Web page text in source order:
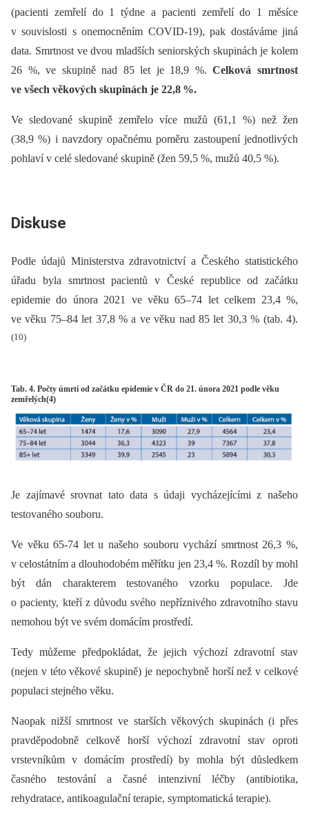
(pacienti zemřelí do 1 týdne a pacienti zemřelí do 1 měsíce
v souvislosti s onemocněním COVID-19), pak dostáváme jiná
data. Smrtnost ve dvou mladších seniorských skupinách je kolem
26 %, ve skupině nad 85 let je 18,9 %.Celková smrtnost
ve všech věkových skupinách je 22,8 %.
Ve sledované skupině zemřelo více mužů (61,1 %) než žen
(38,9 %) i navzdory opačnému poměru zastoupení jednotlivých
pohlaví v celé sledované skupině (žen 59,5 %, mužů 40,5 %).
Diskuse
Podle údajů Ministerstva zdravotnictví a Českého statistického
úřadu byla smrtnost pacientů v České republice od začátku
epidemie do února 2021 ve věku 65–74 let celkem 23,4 %,
ve věku 75–84 let 37,8 % a ve věku nad 85 let 30,3 % (tab. 4).
(10)
Tab. 4. Počty úmrtí od začátku epidemie v ČR do 21. února 2021 podle věku
zemřelých(4)
Je zajímavé srovnat tato data s údaji vycházejícími z našeho
testovaného souboru.
Ve věku 65-74 let u našeho souboru vychází smrtnost 26,3 %,
v celostátním a dlouhodobém měřítku jen 23,4 %. Rozdíl by mohl
být dán charakterem testovaného vzorku populace. Jde
o pacienty, kteří z důvodu svého nepříznivého zdravotního stavu
nemohou být ve svém domácím prostředí.
Tedy můžeme předpokládat, že jejich výchozí zdravotní stav
(nejen v této věkové skupině) je nepochybně horší než v celkové
populaci stejného věku.
Naopak nižší smrtnost ve starších věkových skupinách (i přes
pravděpodobně celkově horší výchozí zdravotní stav oproti
vrstevníkům v domácím prostředí) by mohla být důsledkem
časného testování a časné intenzivní léčby (antibiotika,
rehydratace, antikoagulační terapie, symptomatická terapie).